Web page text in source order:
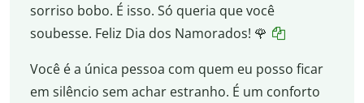
sorriso bobo. É isso. Só queria que você
soubesse. Feliz Dia dos Namorados! 🌹
Você é a única pessoa com quem eu posso ficar
em silêncio sem achar estranho. É um conforto